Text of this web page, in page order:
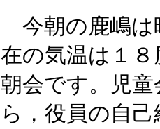
今朝の鹿嶋は
在の気温は１
朝会です。児
ら，役員の自